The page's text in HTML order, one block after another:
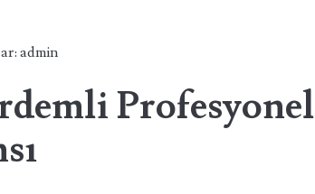
admin
Profesyonel